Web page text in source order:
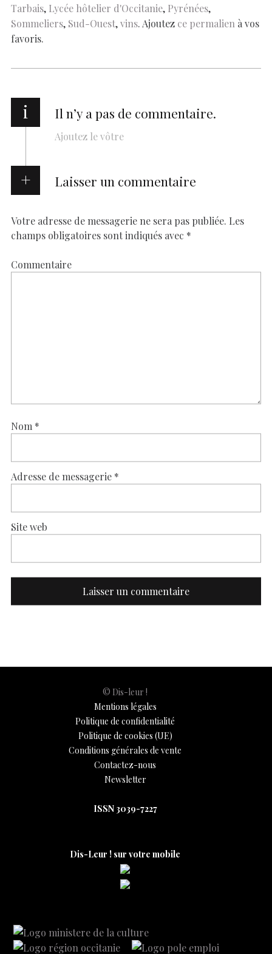
Tarbais, Lycée hôtelier d'Occitanie, Pyrénées,
Sommeliers, Sud-Ouest,vins. Ajoutez ce permalien à vos
favoris.
i Il n’y a pas de commentaire.
Ajoutez le vôtre
Laisser un commentaire
Votre adresse de messagerie ne sera pas publiée. Les
champs obligatoires sont indiqués avec *
Commentaire
Nom *
Adresse de messagerie *
Site web
© Dis-leur !
Mentions légales
Politique de confidentialité
Politique de cookies (UE)
Conditions générales de vente
Contactez-nous
Newsletter
ISSN 3039-7227
Dis-Leur ! sur votre mobile